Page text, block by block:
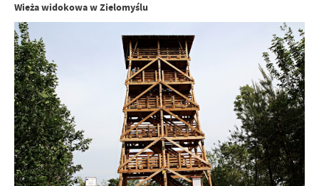
Wieża widokowa w Zielomyślu